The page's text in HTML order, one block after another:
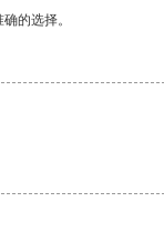
的选择。